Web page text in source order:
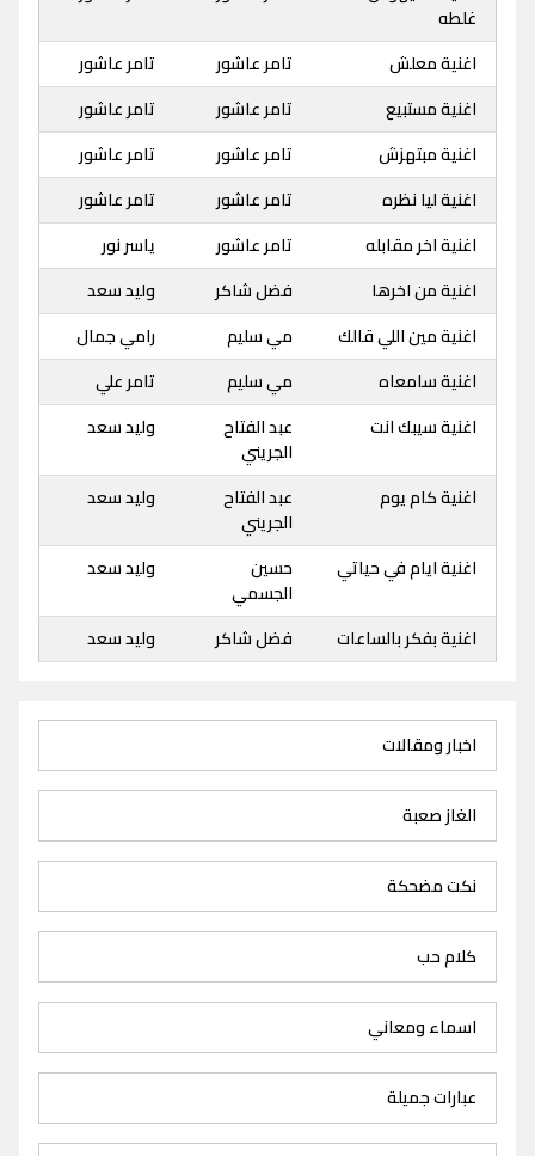
غلطه
اغنية معلش تامر عاشور
تامر عاشور
اغنية مستبيع
تامر عاشور
تامر عاشور
اغنية مبتهزش
تامر عاشور
تامر عاشور
اغنية ليا نظره
تامر عاشور
تامر عاشور
اغنية اخر مقابله
تامر عاشور
ياسر نور
اغنية من اخرها
فضل شاكر
وليد سعد
اغنية مين اللي قالك
مي سليم
رامي جمال
اغنية سامعاه
مي سليم
تامر علي
اغنية سيبك انت
عبد الفتاح
الجريني
وليد سعد
اغنية كام يوم
عبد الفتاح
الجريني
وليد سعد
اغنية ايام في حياتي
حسين
الجسمي
وليد سعد
اغنية بفكر بالساعات فضل شاكر وليد سعد
اخبار ومقالات
الغاز صعبة
نكت مضحكة
كلام حب
اسماء ومعاني
عبارات جميلة